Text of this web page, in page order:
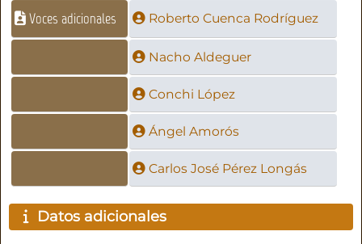
Voces adicionales Roberto Cuenca Rodríguez
Nacho Aldeguer
Conchi López
Ángel Amorós
Carlos José Pérez Longás
Datos adicionales